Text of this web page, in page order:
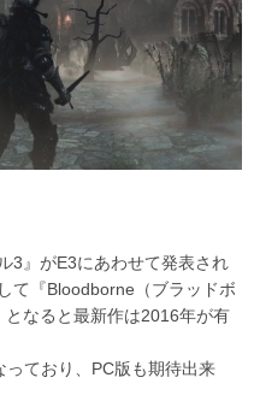
3』がE3にあわせて発表され
て『Bloodborne（ブラッドボ
なると最新作は2016年が有
ており、PC版も期待出来